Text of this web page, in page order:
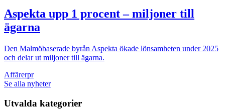
Aspekta upp 1 procent – miljoner till
ägarna
Den Malmöbaserade byrån Aspekta ökade lönsamheten under 2025
och delar ut miljoner till ägarna.
Affärerpr
Se alla nyheter
Utvalda kategorier